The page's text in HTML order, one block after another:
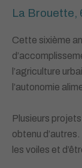
La Brouette,
Cette sixième
l’agriculture
l’autonomie
Plusieurs
obtenu
les voiles et